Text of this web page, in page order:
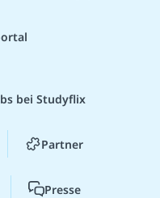
bei Studyflix
Partner
Presse